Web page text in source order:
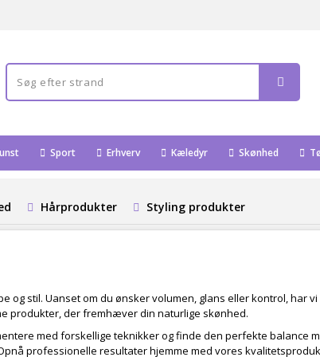
Sport Erhverv Kæledyr Skønhed
Hårprodukter Styling produkter
og stil. Uanset om du ønsker volumen, glans eller kontrol, har
produkter, der fremhæver din naturlige skønhed.
med forskellige teknikker og finde den perfekte balance
professionelle resultater hjemme med vores